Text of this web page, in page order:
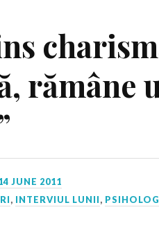
rămâne
JUNE 2011
, INTERVIUL LUNII,